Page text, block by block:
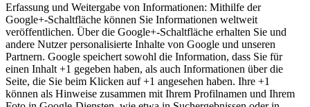
Erfassung und Weitergabe von Informationen: Mithilfe der
Google+-Schaltfläche können Sie Informationen weltweit
veröffentlichen. Über die Google+-Schaltfläche erhalten Sie und
andere Nutzer personalisierte Inhalte von Google und unseren
Partnern. Google speichert sowohl die Information, dass Sie für
einen Inhalt +1 gegeben haben, als auch Informationen über die
Seite, die Sie beim Klicken auf +1 angesehen haben. Ihre +1
können als Hinweise zusammen mit Ihrem Profilnamen und Ihrem